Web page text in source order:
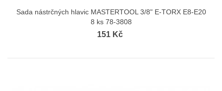
Sada nástrčných hlavic MASTERTOOL 3/8" E-TORX E8-E20
8 ks 78-3808
151 Kč